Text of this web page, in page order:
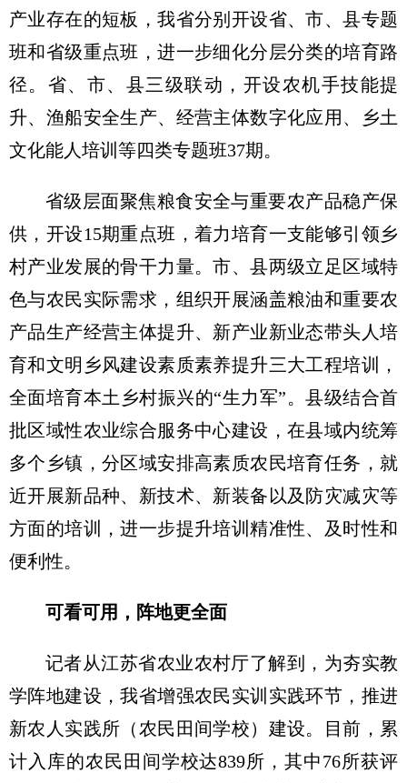
产业存在的短板，我省分别开设省、市、县专题
班和省级重点班，进一步细化分层分类的培育路
径。省、市、县三级联动，开设农机手技能提
升、渔船安全生产、经营主体数字化应用、乡土
文化能人培训等四类专题班37期。
省级层面聚焦粮食安全与重要农产品稳产保
供，开设15期重点班，着力培育一支能够引领乡
村产业发展的骨干力量。市、县两级立足区域特
色与农民实际需求，组织开展涵盖粮油和重要农
产品生产经营主体提升、新产业新业态带头人培
育和文明乡风建设素质素养提升三大工程培训，
全面培育本土乡村振兴的“生力军”。县级结合首
批区域性农业综合服务中心建设，在县域内统筹
多个乡镇，分区域安排高素质农民培育任务，就
近开展新品种、新技术、新装备以及防灾减灾等
方面的培训，进一步提升培训精准性、及时性和
便利性。
可看可用，阵地更全面
记者从江苏省农业农村厅了解到，为夯实教
学阵地建设，我省增强农民实训实践环节，推进
新农人实践所（农民田间学校）建设。目前，累
计入库的农民田间学校达839所，其中76所获评